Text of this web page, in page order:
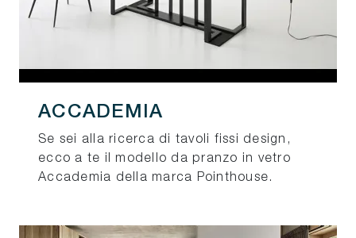
ACCADEMIA
Se sei alla ricerca di tavoli fissi design,
ecco a te il modello da pranzo in vetro
Accademia della marca Pointhouse.